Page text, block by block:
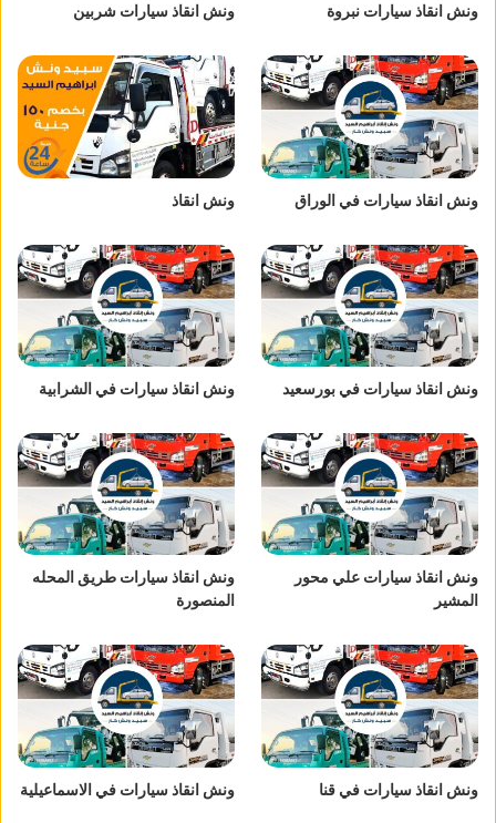
ونش انقاذ سيارات نبروة ونش انقاذ سيارات شربين
ونش انقاذ سيارات في الوراق ونش انقاذ
ونش انقاذ سيارات في بورسعيد ونش انقاذ سيارات في الشرابية
ونش انقاذ سيارات علي محور
المشير
ونش انقاذ سيارات طريق المحله
المنصورة
ونش انقاذ سيارات في قنا ونش انقاذ سيارات في الاسماعيلية